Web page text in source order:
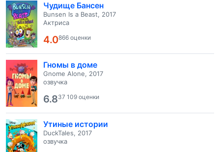
Чудище Бансен
Bunsen Is a Beast, 2017
Актриса
4.0866 оценки
Гномы в доме
Gnome Alone, 2017
озвучка
6.837 109 оценки
Утиные истории
DuckTales, 2017
озвучка